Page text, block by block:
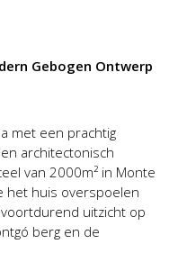
Gebogen Ontwerp
met een prachtig
architectonisch
van 2000m² in Monte
het huis overspoelen
uitzicht op
berg en de